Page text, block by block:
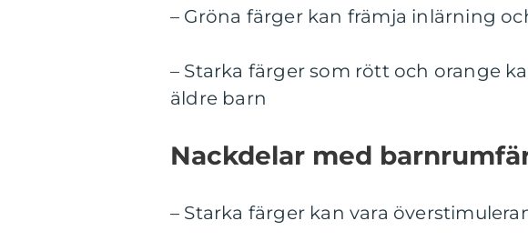
– Gröna färger kan främja inlärning
– Starka färger som rött och orange
äldre barn
Nackdelar med
– Starka färger kan vara